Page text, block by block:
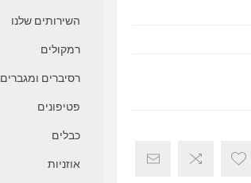
השירותים שלנו
רמקולים
רסיברים ומגברים
פטיפונים
כבלים
אוזניות